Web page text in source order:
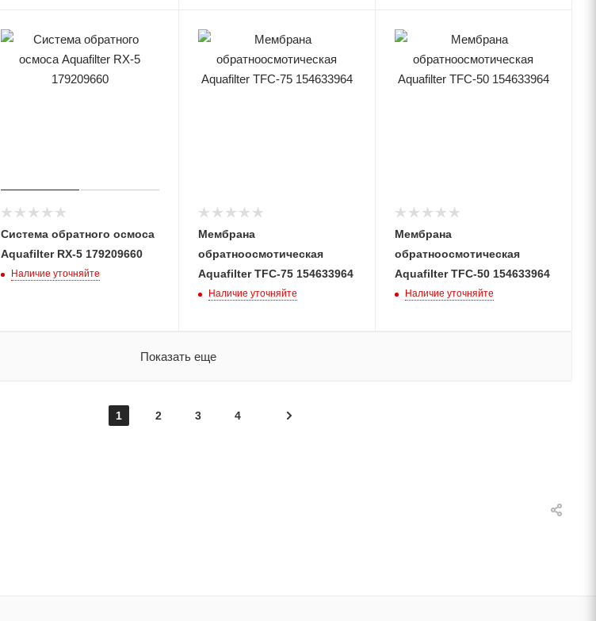
Система обратного осмоса
Aquafilter RX-5 179209660
Наличие уточняйте
Мембрана
обратноосмотическая
Aquafilter TFC-75 154633964
Наличие уточняйте
Мембрана
обратноосмотическая
Aquafilter TFC-50 154633964
Наличие уточняйте
Показать еще
1 2 3 4